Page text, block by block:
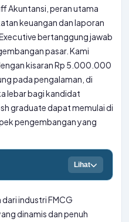
Akuntansi, peran utama
keuangan dan laporan
bertanggung jawab
pasar. Kami
kisaran Rp 5.000.000
pada pengalaman, di
lebar bagi kandidat
graduate dapat memulai di
pengembangan yang
Lihat
industri FMCG
dinamis dan penuh